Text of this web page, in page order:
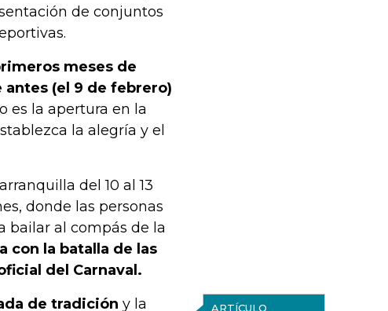
de conjuntos
meses de
antes (el 9 de febrero)
es la apertura en la
la alegría y el
del 10 al 13
donde las personas
bailar al compás de la
con la batalla de las
del Carnaval.
ARTÍCULO
de tradición y la